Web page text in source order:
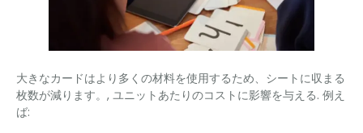
大きなカードはより多くの材料を使用するため、シートに収まる
枚数が減ります。, ユニットあたりのコストに影響を与える. 例え
ば: